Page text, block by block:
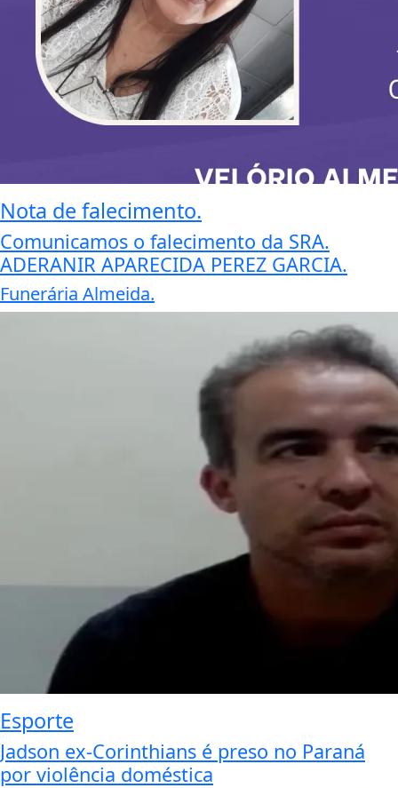
Nota de falecimento.
Comunicamos o falecimento da SRA.
ADERANIR APARECIDA PEREZ GARCIA.
Funerária Almeida.
Esporte
Jadson ex-Corinthians é preso no Paraná
por violência doméstica